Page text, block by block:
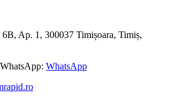
Ap. 1, 300037 Timișoara, Timiș,
WhatsApp: WhatsApp